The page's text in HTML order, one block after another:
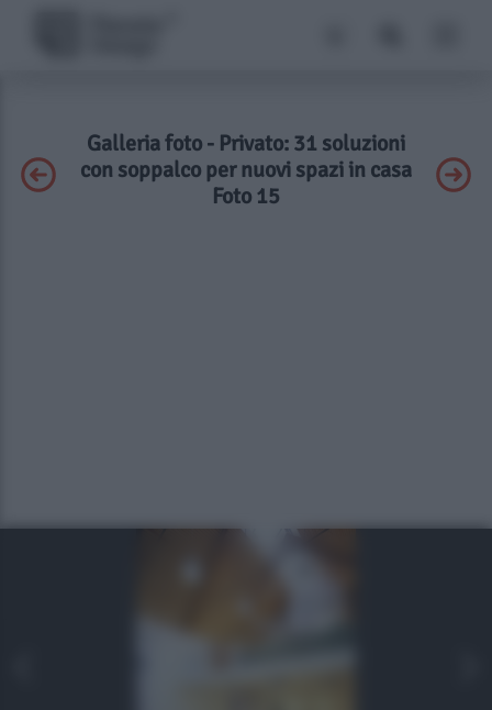
Galleria foto - Privato: 31 soluzioni
con soppalco per nuovi spazi in casa
Foto 15